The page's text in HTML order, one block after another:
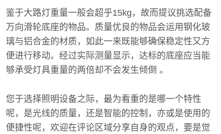
鉴于大路灯重量一般会超乎15kg，故而提议挑选配备
万向滑轮底座的物品。质量优良的物品会运用钢化玻
璃与铝合金的材质，如此一来既能够确保稳定性又方
便进行移动。经过实际测量显示，达标的底座应当能
够承受灯具重量的两倍却不会发生倾倒 。
您于选择照明设备之际，最为看重的是哪一个特性
呢，是光线的质量，还是智能的控制，亦或是使用的
便捷性呢，欢迎在评论区域分享自身的观点，要是觉